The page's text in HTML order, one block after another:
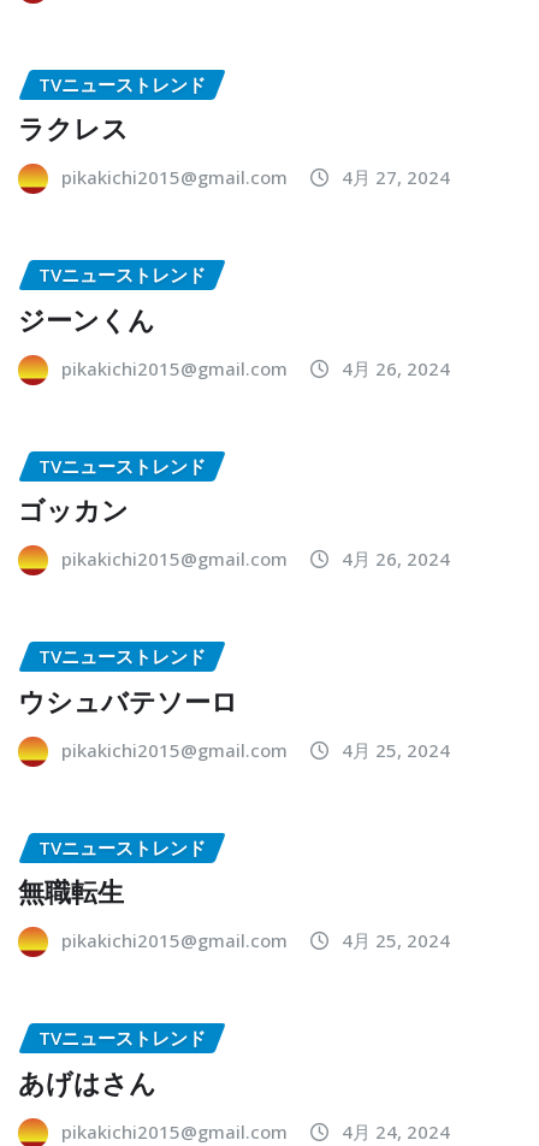
TVニューストレンド
ラクレス
pikakichi2015@gmail.com 4月 27, 2024
TVニューストレンド
ジーンくん
pikakichi2015@gmail.com 4月 26, 2024
TVニューストレンド
ゴッカン
pikakichi2015@gmail.com 4月 26, 2024
TVニューストレンド
ウシュバテソーロ
pikakichi2015@gmail.com 4月 25, 2024
TVニューストレンド
無職転生
pikakichi2015@gmail.com 4月 25, 2024
TVニューストレンド
あげはさん
pikakichi2015@gmail.com 4月 24, 2024